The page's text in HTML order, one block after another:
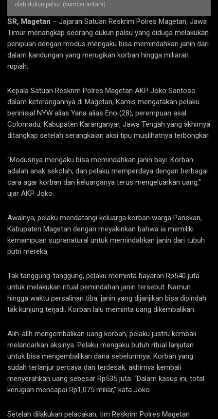
oleh dukun palsu. (sumber:antara)
SR, Magetan – Jajaran Satuan Reskrim Polres Magetan, Jawa
Timur menangkap seorang dukun palsu yang diduga melakukan
penipuan dengan modus mengaku bisa memindahkan janin dari
dalam kandungan yang merugikan korban hingga miliaran
rupiah.
Kepala Satuan Reskrim Polres Magetan AKP Joko Santoso
dalam keterangannya di Magetan, Kamis mengatakan pelaku
berinisial NYW alias Yana alias Eno (28), perempuan asal
Colomadu, Kabupaten Karanganyar, Jawa Tengah yang akhirnya
ditangkap setelah serangkaian aksi tipu muslihatnya terbongkar.
“Modusnya mengaku bisa memindahkan janin bayi. Korban
adalah anak sekolah, dan pelaku memperdaya dengan berbagai
cara agar korban dan keluarganya terus mengeluarkan uang,”
ujar AKP Joko.
Awalnya, pelaku mendatangi keluarga korban warga Panekan,
Kabupaten Magetan dengan meyakinkan bahwa ia memiliki
kemampuan supranatural untuk memindahkan janin dari tubuh
putri mereka.
Tak tanggung-tanggung, pelaku meminta bayaran Rp540 juta
untuk melakukan ritual pemindahan janin tersebut. Namun
hingga waktu persalinan tiba, janin yang dijanjikan bisa dipindah
tak kunjung terjadi. Korban lalu meminta uang dikembalikan.
Alih-alih mengembalikan uang korban, pelaku justru kembali
melancarkan aksinya. Pelaku mengaku butuh ritual lanjutan
untuk bisa mengembalikan dana sebelumnya. Korban yang
sudah terlanjur percaya dan terdesak, akhirnya kembali
menyerahkan uang sebesar Rp535 juta. “Dalam kasus ini, total
kerugian mencapai Rp1,075 miliar,” kata Joko.
Setelah dilakukan pelacakan, tim Reskrim Polres Magetan